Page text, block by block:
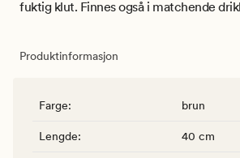
fuktig klut. Finnes også i matchende
Produktinformasjon
Farge: brun
Lengde: 40 cm